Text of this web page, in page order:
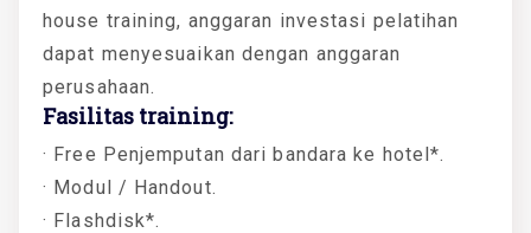
house training, anggaran investasi pelatihan
dapat menyesuaikan dengan anggaran
perusahaan.
Fasilitas training:
· Free Penjemputan dari bandara ke hotel*.
· Modul / Handout.
· Flashdisk*.